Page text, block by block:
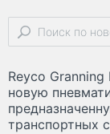
Reyco
новую
транспортных